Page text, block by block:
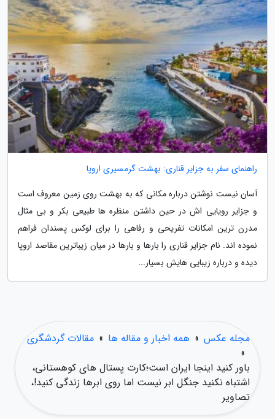
راهنمای سفر به جزایر قناری: بهشت گرمسیری اروپا
آسان نیست نوشتن درباره مکانی که به بهشت روی زمین معروف است
و جزایر رویایی اش در حین داشتن منظره ها طبیعی بکر و بی مثال
مدرن ترین امکانات تفریحی و رفاهی را برای لوکس پسندان فراهم
نموده اند. نام جزایر قناری را بارها و بارها در میان زیباترین مقاصد اروپا
دیده و درباره زیبایی هایش بسیار...
مجله عکس » همه اخبار و مقاله ها » مقالات گردشگری
»
باور کنید اینجا ایران است؛کارت پستال های کوهستانی،
اشتباه نکنید جنگل ابر نیست اما روی ابرها زندگی کنید!،
تصاویر